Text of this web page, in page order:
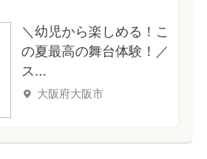
＼幼児から楽しめる！こ
の夏最高の舞台体験！／
ス...
大阪府大阪市